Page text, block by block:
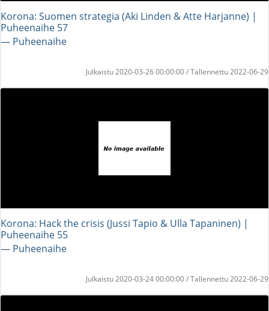
Korona: Suomen strategia (Aki Linden & Atte Harjanne) |
Puheenaihe 57
― Puheenaihe
Julkaistu 2020-03-26 00:00:00 / Tallennettu 2022-06-29
Korona: Hack the crisis (Jussi Tapio & Ulla Tapaninen) |
Puheenaihe 55
― Puheenaihe
Julkaistu 2020-03-24 00:00:00 / Tallennettu 2022-06-29